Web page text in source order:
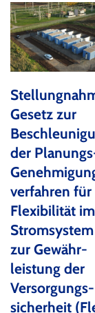
Gesetz zur
der
verfahren
Flexibilität im
zur Gewähr-
leistung der
Versorgungs-
sicherheit